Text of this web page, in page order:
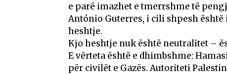
e parë imazhet e tmerrshme të
António Guterres, i cili shpesh
heshtje.
Kjo heshtje nuk është neutralitet –
E vërteta është e dhimbshme:
për civilët e Gazës. Autoriteti